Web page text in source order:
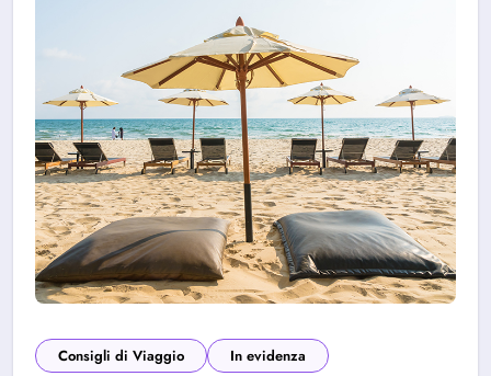
Consigli di Viaggio In evidenza